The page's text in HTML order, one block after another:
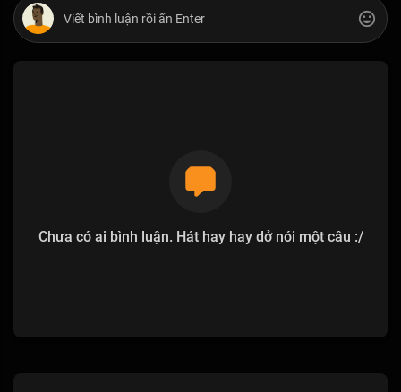
Chưa có ai bình luận. Hát hay hay dở nói một câu :/